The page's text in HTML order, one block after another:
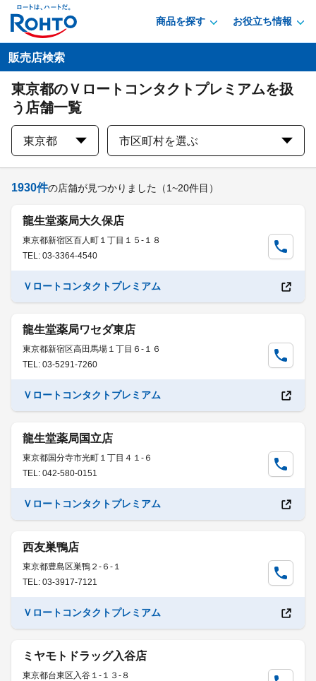
商品を探す お役立ち情報
販売店検索
東京都のＶロートコンタクトプレミアムを扱
う店舗一覧
東京都 市区町村を選ぶ
1930件の店舗が見つかりました （1~20件目）
龍生堂薬局大久保店
東京都新宿区百人町１丁目１５-１８
TEL: 03-3364-4540
Ｖロートコンタクトプレミアム
龍生堂薬局ワセダ東店
東京都新宿区高田馬場１丁目６-１６
TEL: 03-5291-7260
Ｖロートコンタクトプレミアム
龍生堂薬局国立店
東京都国分寺市光町１丁目４１-６
TEL: 042-580-0151
Ｖロートコンタクトプレミアム
西友巣鴨店
東京都豊島区巣鴨２-６-１
TEL: 03-3917-7121
Ｖロートコンタクトプレミアム
ミヤモトドラッグ入谷店
東京都台東区入谷１-１３-８